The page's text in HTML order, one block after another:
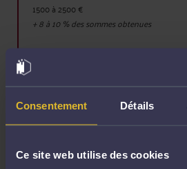
Consentement Détails
Ce site web utilise des cookies
1500 à 2500 €
+8 à 10% des sommes obtenues
Recours pour contester un permis de
préalable obtenu par un voisin
1500 à 2500 €